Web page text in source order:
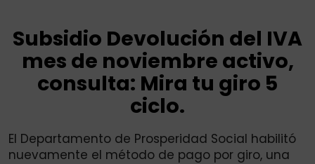
Subsidio Devolución del IVA
mes de noviembre activo,
consulta: Mira tu giro 5
ciclo.
El Departamento de Prosperidad Social habilitó
nuevamente el método de pago por giro, una